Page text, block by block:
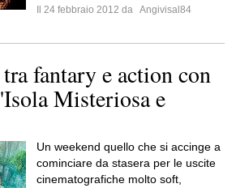
Il 24 febbraio 2012 da Angivisal84
fantary e action con
Misteriosa e
Un weekend quello che si accinge a
cominciare da stasera per le uscite
cinematografiche molto soft,